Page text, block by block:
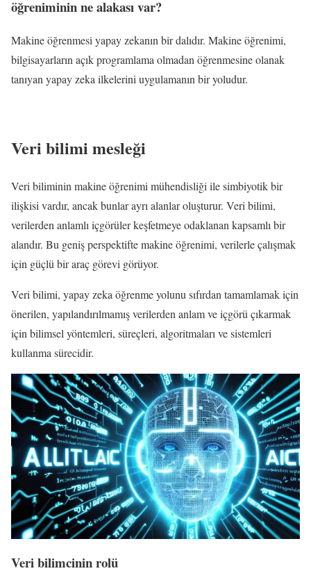
öğreniminin ne alakası var?
Makine öğrenmesi yapay zekanın bir dalıdır. Makine öğrenimi,
bilgisayarların açık programlama olmadan öğrenmesine olanak
tanıyan yapay zeka ilkelerini uygulamanın bir yoludur.
Veri bilimi mesleği
Veri biliminin makine öğrenimi mühendisliği ile simbiyotik bir
ilişkisi vardır, ancak bunlar ayrı alanlar oluşturur. Veri bilimi,
verilerden anlamlı içgörüler keşfetmeye odaklanan kapsamlı bir
alandır. Bu geniş perspektifte makine öğrenimi, verilerle çalışmak
için güçlü bir araç görevi görüyor.
Veri bilimi, yapay zeka öğrenme yolunu sıfırdan tamamlamak için
önerilen, yapılandırılmamış verilerden anlam ve içgörü çıkarmak
için bilimsel yöntemleri, süreçleri, algoritmaları ve sistemleri
kullanma sürecidir.
Veri bilimcinin rolü